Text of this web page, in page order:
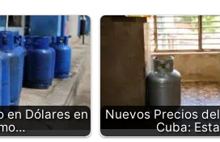
en Dólares en
Nuevos Precios
Cuba: